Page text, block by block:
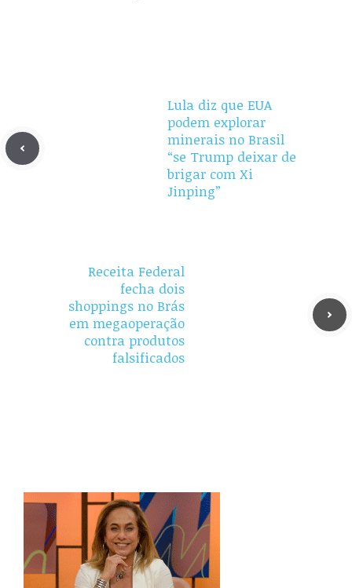
Lula diz que EUA
podem explorar
minerais no Brasil
“se Trump deixar de
brigar com Xi
Jinping”
Receita Federal
fecha dois
shoppings no Brás
em megaoperação
contra produtos
falsificados